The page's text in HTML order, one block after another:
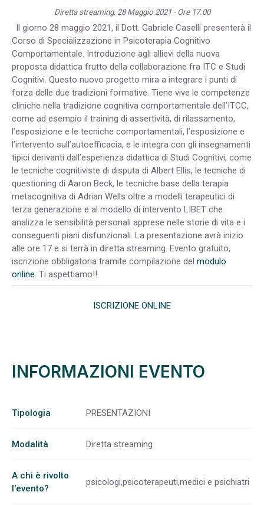
Diretta streaming, 28 Maggio 2021 - Ore 17.00
ll giorno 28 maggio 2021, il Dott. Gabriele Caselli presenterà il
Corso di Specializzazione in Psicoterapia Cognitivo
Comportamentale. Introduzione agli allievi della nuova
proposta didattica frutto della collaborazione fra ITC e Studi
Cognitivi. Questo nuovo progetto mira a integrare i punti di
forza delle due tradizioni formative. Tiene vive le competenze
cliniche nella tradizione cognitiva comportamentale dell’ITCC,
come ad esempio il training di assertività, di rilassamento,
l’esposizione e le tecniche comportamentali, l’esposizione e
l’intervento sull’autoefficacia, e le integra con gli insegnamenti
tipici derivanti dall’esperienza didattica di Studi Cognitivi, come
le tecniche cognitiviste di disputa di Albert Ellis, le tecniche di
questioning di Aaron Beck, le tecniche base della terapia
metacognitiva di Adrian Wells oltre a modelli terapeutici di
terza generazione e al modello di intervento LIBET che
analizza le sensibilità personali apprese nelle storie di vita e i
conseguenti piani disfunzionali. La presentazione avrà inizio
alle ore 17 e si terrà in diretta streaming. Evento gratuito,
iscrizione obbligatoria tramite compilazione del modulo
online. Ti aspettiamo!!
ISCRIZIONE ONLINE
INFORMAZIONI EVENTO
Tipologia PRESENTAZIONI
Modalità Diretta streaming
A chi è rivolto
l'evento?
psicologi,psicoterapeuti,medici e psichiatri